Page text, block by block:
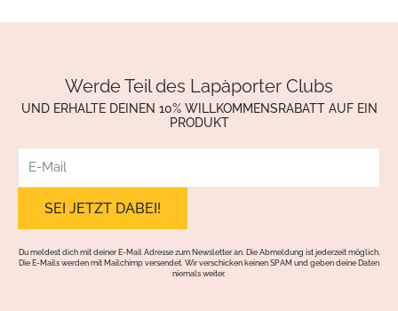
Werde Teil des Lapàporter Clubs
UND ERHALTE DEINEN 10% WILLKOMMENSRABATT AUF EIN
PRODUKT
Mail
Du meldest dich mit deiner E-Mail Adresse zum Newsletter an. Die Abmeldung ist jederzeit möglich.
Die E-Mails werden mit Mailchimp versendet. Wir verschicken keinen SPAM und geben deine Daten
niemals weiter.